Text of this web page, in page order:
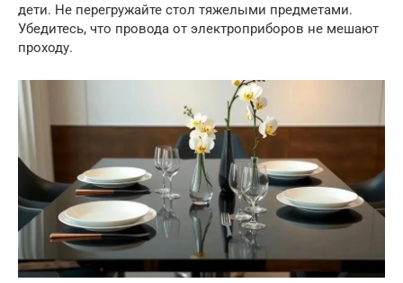
дети. Не перегружайте стол тяжелыми предметами.
Убедитесь, что провода от электроприборов не мешают
проходу.